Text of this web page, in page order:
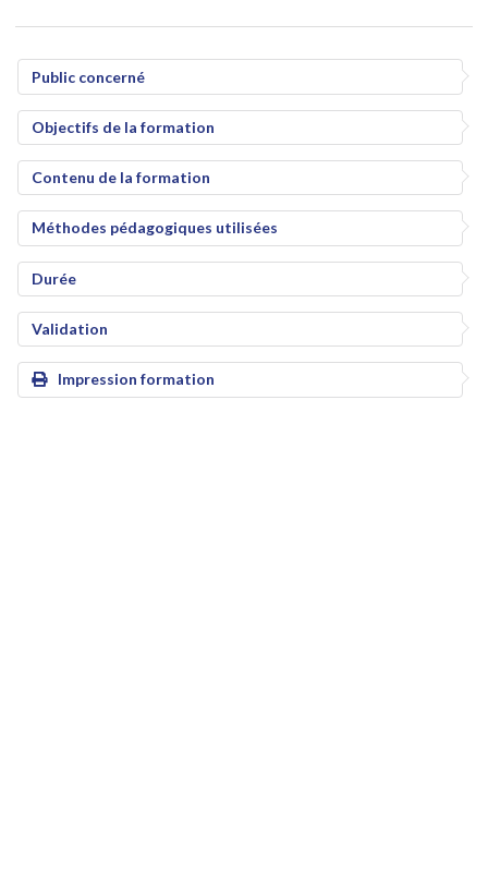
Public concerné
Objectifs de la formation
Contenu de la formation
Méthodes pédagogiques utilisées
Durée
Validation
Impression formation